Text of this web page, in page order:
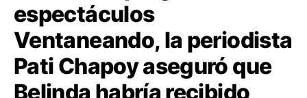
espectáculos
Ventaneando, la periodista
Pati Chapoy aseguró que
Belinda habría recibido